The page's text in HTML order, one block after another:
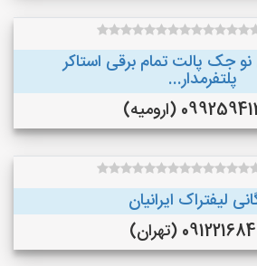
نو جک پالت تمام برقی استاکر
پلتفرمدار...
(ارومیه)
لیفتراک ایرانیان
(تهران)